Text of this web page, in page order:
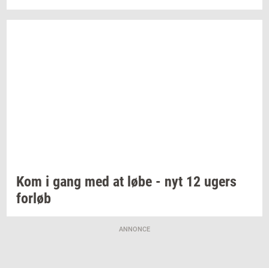
Kom i gang med at løbe - nyt 12 ugers
for­løb
ANNONCE